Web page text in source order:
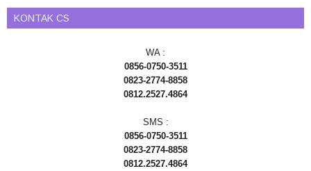
KONTAK CS
WA :
0856-0750-3511
0823-2774-8858
0812.2527.4864
SMS :
0856-0750-3511
0823-2774-8858
0812.2527.4864